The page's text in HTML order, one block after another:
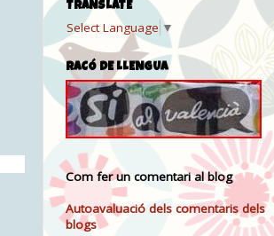
TRANSLATE
Select Language ▼
RACÓ DE LLENGUA
Com fer un comentari al blog
Autoavaluació dels comentaris dels
blogs